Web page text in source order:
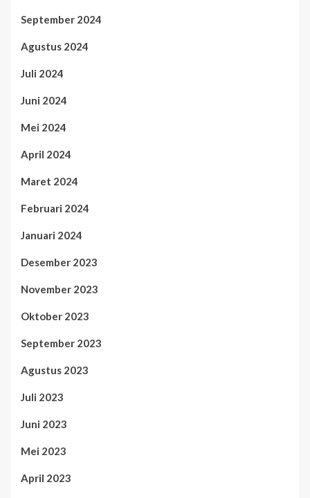
September 2024
Agustus 2024
Juli 2024
Juni 2024
Mei 2024
April 2024
Maret 2024
Februari 2024
Januari 2024
Desember 2023
November 2023
Oktober 2023
September 2023
Agustus 2023
Juli 2023
Juni 2023
Mei 2023
April 2023